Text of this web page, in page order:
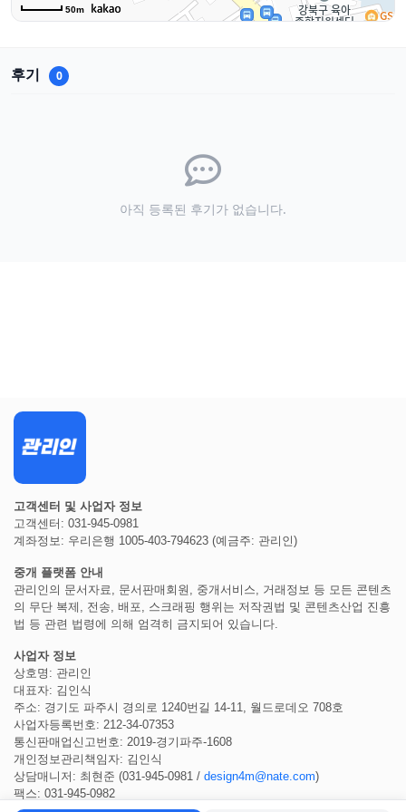
50m
후기 0
아직 등록된 후기가 없습니다.
고객센터 및 사업자 정보
고객센터: 031-945-0981
계좌정보: 우리은행 1005-403-794623 (예금주: 관리인)
중개 플랫폼 안내
관리인의 문서자료, 문서판매회원, 중개서비스, 거래정보 등 모든 콘텐츠
의 무단 복제, 전송, 배포, 스크래핑 행위는 저작권법 및 콘텐츠산업 진흥
법 등 관련 법령에 의해 엄격히 금지되어 있습니다.
사업자 정보
상호명: 관리인
대표자: 김인식
주소: 경기도 파주시 경의로 1240번길 14-11, 월드로데오 708호
사업자등록번호: 212-34-07353
통신판매업신고번호: 2019-경기파주-1608
개인정보관리책임자: 김인식
상담매니저: 최현준 (031-945-0981 / design4m@nate.com)
팩스: 031-945-0982